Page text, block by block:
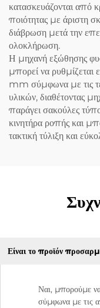
κατασκευάζονται από
ποιότητας με άριστη
διάβρωση μετά την
ολοκλήρωση.
Η μηχανή εξώθησης
μπορεί να ρυθμίζεται
mm σύμφωνα με τις
υλικών, διαθέτοντας
παράγει σακούλες
κινητήρα ροπής και
τακτική τύλιξη και
Είναι το προϊόν
Ναι, μπορούμε
σύμφωνα με τις